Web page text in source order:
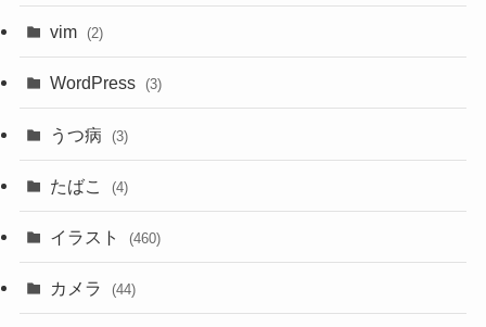
vim (2)
WordPress (3)
うつ病 (3)
たばこ (4)
イラスト (460)
カメラ (44)